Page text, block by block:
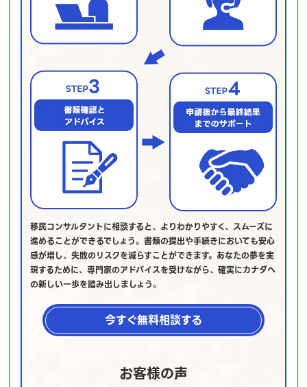
移民コンサルタントに相談すると、よりわかりやすく、スムーズに
進めることができるでしょう。書類の提出や手続きにおいても安心
感が増し、失敗のリスクを減らすことができます。あなたの夢を実
現するために、専門家のアドバイスを受けながら、確実にカナダへ
の新しい一歩を踏み出しましょう。
今すぐ無料相談する
お客様の声